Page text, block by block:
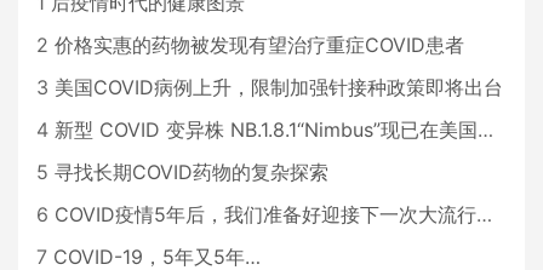
2 价格实惠的药物被发现有望治疗重症COVID患者
3 美国COVID病例上升，限制加强针接种政策即将出台
4 新型 COVID 变异株 NB.1.8.1“Nimbus”现已在美国占据主导地位
5 寻找长期COVID药物的复杂探索
6 COVID疫情5年后，我们准备好迎接下一次大流行了吗？
7 COVID-19，5年又5年…